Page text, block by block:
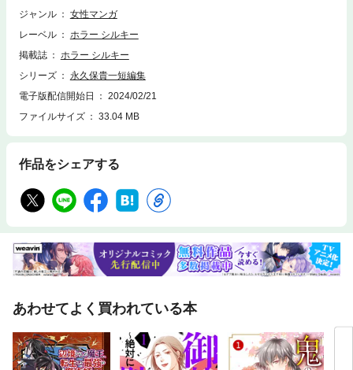
ジャンル
女性マンガ
レーベル
ホラー シルキー
掲載誌
ホラー シルキー
シリーズ
永久保貴一短編集
電子版配信開始日
2024/02/21
ファイルサイズ
33.04 MB
作品をシェアする
あわせてよく買われている本